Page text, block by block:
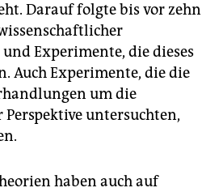
Darauf folgte bis vor zehn
Experimente, die dieses
Auch Experimente, die die
um die
untersuchten,
haben auch auf